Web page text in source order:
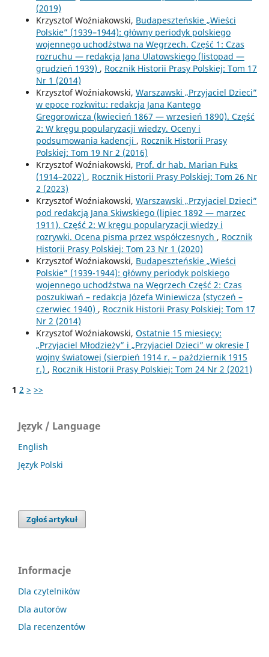
(2019)
Krzysztof Woźniakowski, Budapeszteńskie „Wieści
Polskie” (1939–1944): główny periodyk polskiego
wojennego uchodźstwa na Węgrzech. Część 1: Czas
rozruchu — redakcja Jana Ulatowskiego (listopad —
grudzień 1939) , Rocznik Historii Prasy Polskiej: Tom 17
Nr 1 (2014)
Krzysztof Woźniakowski, Warszawski „Przyjaciel Dzieci”
w epoce rozkwitu: redakcja Jana Kantego
Gregorowicza (kwiecień 1867 — wrzesień 1890). Część
2: W kręgu popularyzacji wiedzy. Oceny i
podsumowania kadencji , Rocznik Historii Prasy
Polskiej: Tom 19 Nr 2 (2016)
Krzysztof Woźniakowski, Prof. dr hab. Marian Fuks
(1914–2022) , Rocznik Historii Prasy Polskiej: Tom 26 Nr
2 (2023)
Krzysztof Woźniakowski, Warszawski „Przyjaciel Dzieci”
pod redakcją Jana Skiwskiego (lipiec 1892 — marzec
1911). Część 2: W kręgu popularyzacji wiedzy i
rozrywki. Ocena pisma przez współczesnych , Rocznik
Historii Prasy Polskiej: Tom 23 Nr 1 (2020)
Krzysztof Woźniakowski, Budapeszteńskie „Wieści
Polskie” (1939-1944): główny periodyk polskiego
wojennego uchodźstwa na Węgrzech Część 2: Czas
poszukiwań – redakcja Józefa Winiewicza (styczeń –
czerwiec 1940) , Rocznik Historii Prasy Polskiej: Tom 17
Nr 2 (2014)
Krzysztof Woźniakowski, Ostatnie 15 miesięcy:
„Przyjaciel Młodzieży” i „Przyjaciel Dzieci” w okresie I
wojny światowej (sierpień 1914 r. – październik 1915
r.) , Rocznik Historii Prasy Polskiej: Tom 24 Nr 2 (2021)
1 2 > >>
Język / Language
English
Język Polski
Zgłoś artykuł
Informacje
Dla czytelników
Dla autorów
Dla recenzentów